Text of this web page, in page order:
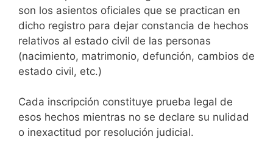
son los asientos oficiales que se practican en
dicho registro para dejar constancia de hechos
relativos al estado civil de las personas
(nacimiento, matrimonio, defunción, cambios de
estado civil, etc.)
Cada inscripción constituye prueba legal de
esos hechos mientras no se declare su nulidad
o inexactitud por resolución judicial.